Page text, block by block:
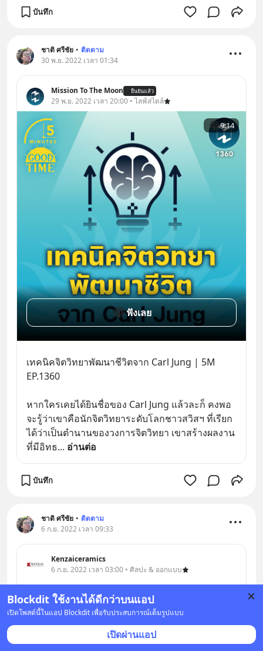
Blockdit ใช้งานได้ดีกว่าบนแอป
เปิดโพสต์นี้ในแอป Blockdit เพื่อรับประสบการณ์เต็มรูปแบบ
เปิดผ่านแอป
บันทึก
ชาติ ศรีชัย • ติดตาม
30 พ.ย. 2022 เวลา 01:34
Mission To The Moon ยืนยันแล้ว
29 พ.ย. 2022 เวลา 20:00 • ไลฟ์สไตล์
9:14
ฟังเลย
เทคนิคจิตวิทยาพัฒนาชีวิตจาก Carl Jung | 5M
EP.1360
หากใครเคยได้ยินชื่อของ Carl Jung แล้วละก็ คงพอ
จะรู้ว่าเขาคือนักจิตวิทยาระดับโลกชาวสวิสฯ ที่เรียก
ได้ว่าเป็นตำนานของวงการจิตวิทยา เขาสร้างผลงาน
ที่มีอิทธ... อ่านต่อ
บันทึก
ชาติ ศรีชัย • ติดตาม
6 ก.ย. 2022 เวลา 09:33
Kenzaiceramics
6 ก.ย. 2022 เวลา 03:00 • ศิลปะ & ออกแบบ
เมื่อ AI วาดรูปได้ บทบาทของศิลปินและสถาปนิกใน
อนาคตจะเป็นอย่างไร
1
▪️ Midjourney เรื่องฮิตประจำเดือน